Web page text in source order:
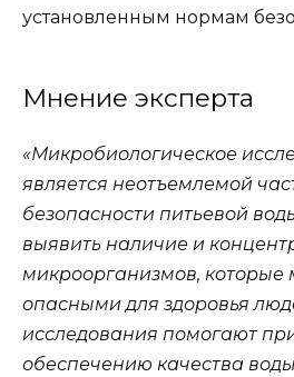
установленным нормам
Мнение эксперта
«Микробиологическое
является неотъемлемой
безопасности питьевой
выявить наличие и
микроорганизмов, которые
опасными для здоровья
исследования помогают
обеспечению качества